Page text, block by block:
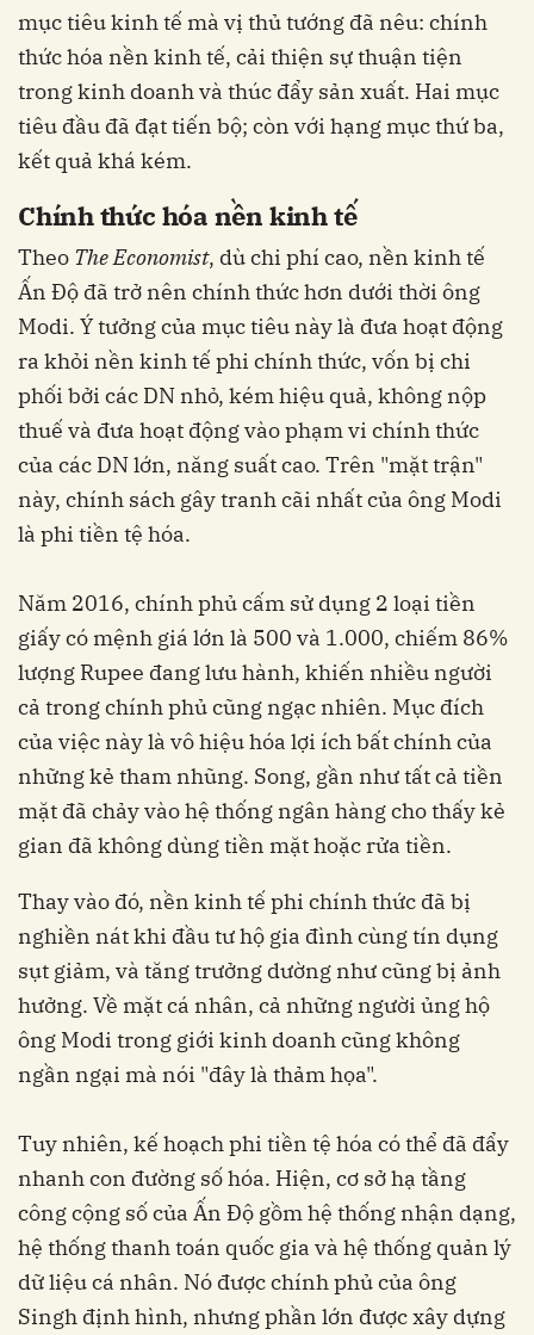
mục tiêu kinh tế mà vị thủ tướng đã nêu: chính
thức hóa nền kinh tế, cải thiện sự thuận tiện
trong kinh doanh và thúc đẩy sản xuất. Hai mục
tiêu đầu đã đạt tiến bộ; còn với hạng mục thứ ba,
kết quả khá kém.
Chính thức hóa nền kinh tế
Theo The Economist, dù chi phí cao, nền kinh tế
Ấn Độ đã trở nên chính thức hơn dưới thời ông
Modi. Ý tưởng của mục tiêu này là đưa hoạt động
ra khỏi nền kinh tế phi chính thức, vốn bị chi
phối bởi các DN nhỏ, kém hiệu quả, không nộp
thuế và đưa hoạt động vào phạm vi chính thức
của các DN lớn, năng suất cao. Trên "mặt trận"
này, chính sách gây tranh cãi nhất của ông Modi
là phi tiền tệ hóa.
Năm 2016, chính phủ cấm sử dụng 2 loại tiền
giấy có mệnh giá lớn là 500 và 1.000, chiếm 86%
lượng Rupee đang lưu hành, khiến nhiều người
cả trong chính phủ cũng ngạc nhiên. Mục đích
của việc này là vô hiệu hóa lợi ích bất chính của
những kẻ tham nhũng. Song, gần như tất cả tiền
mặt đã chảy vào hệ thống ngân hàng cho thấy kẻ
gian đã không dùng tiền mặt hoặc rửa tiền.
Thay vào đó, nền kinh tế phi chính thức đã bị
nghiền nát khi đầu tư hộ gia đình cùng tín dụng
sụt giảm, và tăng trưởng dường như cũng bị ảnh
hưởng. Về mặt cá nhân, cả những người ủng hộ
ông Modi trong giới kinh doanh cũng không
ngần ngại mà nói "đây là thảm họa".
Tuy nhiên, kế hoạch phi tiền tệ hóa có thể đã đẩy
nhanh con đường số hóa. Hiện, cơ sở hạ tầng
công cộng số của Ấn Độ gồm hệ thống nhận dạng,
hệ thống thanh toán quốc gia và hệ thống quản lý
dữ liệu cá nhân. Nó được chính phủ của ông
Singh định hình, nhưng phần lớn được xây dựng